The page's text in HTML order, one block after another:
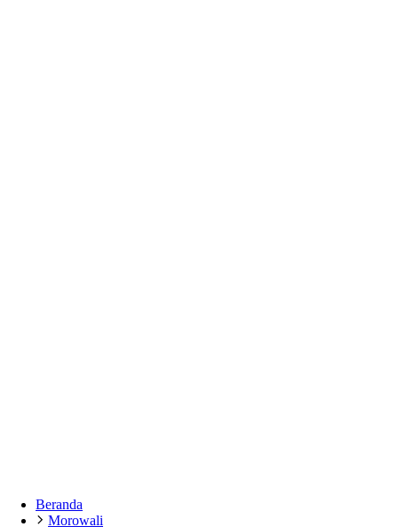
Beranda
Morowali